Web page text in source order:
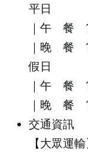
平日
｜午 餐
｜晚 餐
假日
｜午 餐
｜晚 餐
交通資訊
【大眾運輸